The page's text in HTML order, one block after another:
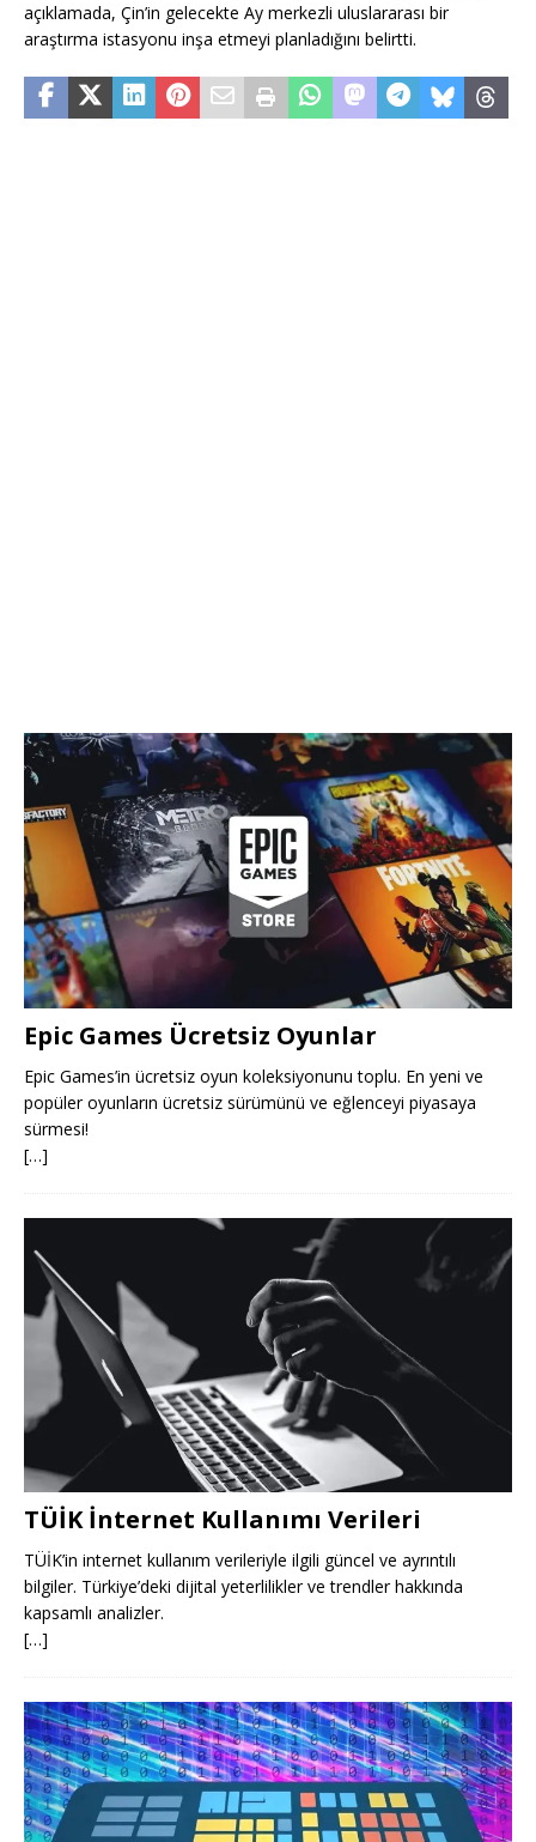
açıklamada, Çin’in gelecekte Ay merkezli uluslararası bir
araştırma istasyonu inşa etmeyi planladığını belirtti.
Epic Games Ücretsiz Oyunlar
Epic Games’in ücretsiz oyun koleksiyonunu toplu. En yeni ve
popüler oyunların ücretsiz sürümünü ve eğlenceyi piyasaya
sürmesi!
[…]
TÜİK İnternet Kullanımı Verileri
TÜİK’in internet kullanım verileriyle ilgili güncel ve ayrıntılı
bilgiler. Türkiye’deki dijital yeterlilikler ve trendler hakkında
kapsamlı analizler.
[…]